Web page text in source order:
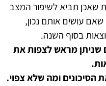
שאכן תביא לשיפור המצב
עושים אותם נכון,
בסוף השנה.
שניתן מראש לצפות את
ומה שלא צפוי.